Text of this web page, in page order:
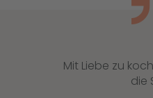
Mit Liebe zu
die